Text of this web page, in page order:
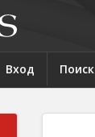
Вход Поиск